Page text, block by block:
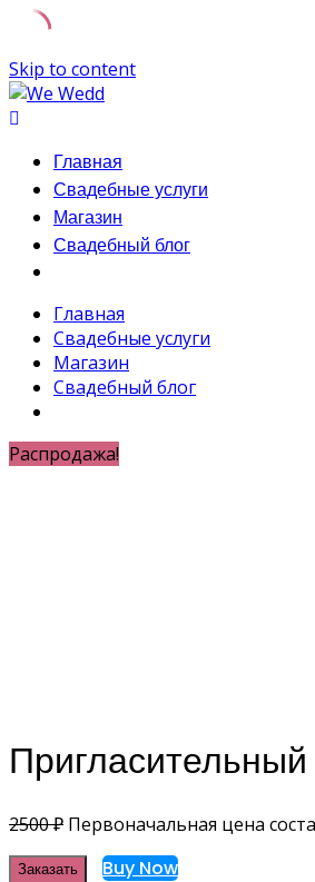
Skip to content
Главная
Свадебные услуги
Магазин
Свадебный блог
Главная
Свадебные услуги
Магазин
Свадебный блог
Распродажа!
2500₽ Первоначальная цена
Заказать Buy Now